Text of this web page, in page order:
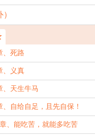
、死路
、义真
、天生牛马
、自给自足，且先自保！
、能吃苦，就能多吃苦